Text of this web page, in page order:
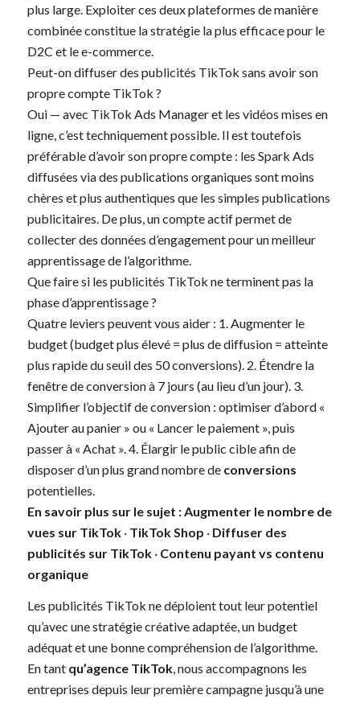
plus large. Exploiter ces deux plateformes de manière
combinée constitue la stratégie la plus efficace pour le
D2C et le e-commerce.
Peut-on diffuser des publicités TikTok sans avoir son
propre compte TikTok ?
Oui — avec TikTok Ads Manager et les vidéos mises en
ligne, c’est techniquement possible. Il est toutefois
préférable d’avoir son propre compte : les Spark Ads
diffusées via des publications organiques sont moins
chères et plus authentiques que les simples publications
publicitaires. De plus, un compte actif permet de
collecter des données d’engagement pour un meilleur
apprentissage de l’algorithme.
Que faire si les publicités TikTok ne terminent pas la
phase d’apprentissage ?
Quatre leviers peuvent vous aider : 1. Augmenter le
budget (budget plus élevé = plus de diffusion = atteinte
plus rapide du seuil des 50 conversions). 2. Étendre la
fenêtre de conversion à 7 jours (au lieu d’un jour). 3.
Simplifier l’objectif de conversion : optimiser d’abord «
Ajouter au panier » ou « Lancer le paiement », puis
passer à « Achat ». 4. Élargir le public cible afin de
disposer d’un plus grand nombre de conversions
potentielles.
En savoir plus sur le sujet : Augmenter le nombre de
vues sur TikTok· TikTok Shop · Diffuser des
publicités sur TikTok· Contenu payant vs contenu
organique
Les publicités TikTok ne déploient tout leur potentiel
qu’avec une stratégie créative adaptée, un budget
adéquat et une bonne compréhension de l’algorithme.
En tant qu’agence TikTok, nous accompagnons les
entreprises depuis leur première campagne jusqu’à une